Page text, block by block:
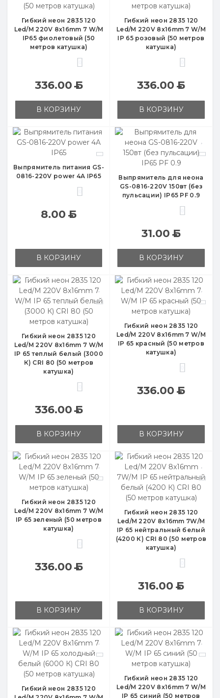
Гибкий неон 2835 120
Led/M 220V 8x16mm 7 W/M
IP65 фиолетовый (50
метров катушка)
336.00Б
В КОРЗИНУ
Гибкий неон 2835 120
Led/M 220V 8x16mm 7 W/M
IP 65 розовый (50 метров
катушка)
336.00Б
В КОРЗИНУ
Выпрямитель питания GS-
0816-220V power 4A IP65
8.00Б
В КОРЗИНУ
Выпрямитель для неона
GS-0816-220V 150вт (без
пульсации) IP65 PF 0.9
31.00Б
В КОРЗИНУ
Гибкий неон 2835 120
Led/M 220V 8x16mm 7 W/M
IP 65 теплый белый (3000
К) CRI 80 (50 метров
катушка)
336.00Б
В КОРЗИНУ
Гибкий неон 2835 120
Led/M 220V 8x16mm 7 W/M
IP 65 красный (50 метров
катушка)
336.00Б
В КОРЗИНУ
Гибкий неон 2835 120
Led/M 220V 8x16mm 7 W/M
IP 65 зеленый (50 метров
катушка)
336.00Б
В КОРЗИНУ
Гибкий неон 2835 120
Led/M 220V 8x16mm 7W/M
IP 65 нейтральный белый
(4200 К) CRI 80 (50 метров
катушка)
316.00Б
В КОРЗИНУ
Гибкий неон 2835 120
Гибкий неон 2835 120
Led/M 220V 8x16mm 7 W/M
IP 65 синий (50 метров